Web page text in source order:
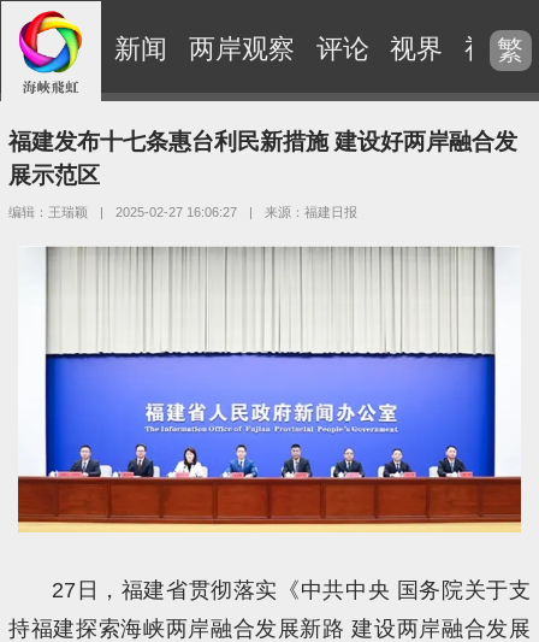
新闻 两岸观察 评论 视界 视频
繁
福建发布十七条惠台利民新措施 建设好两岸融合发
展示范区
编辑：王瑞颖 | 2025-02-27 16:06:27 | 来源：福建日报
27日，福建省贯彻落实《中共中央 国务院关于支
持福建探索海峡两岸融合发展新路 建设两岸融合发展